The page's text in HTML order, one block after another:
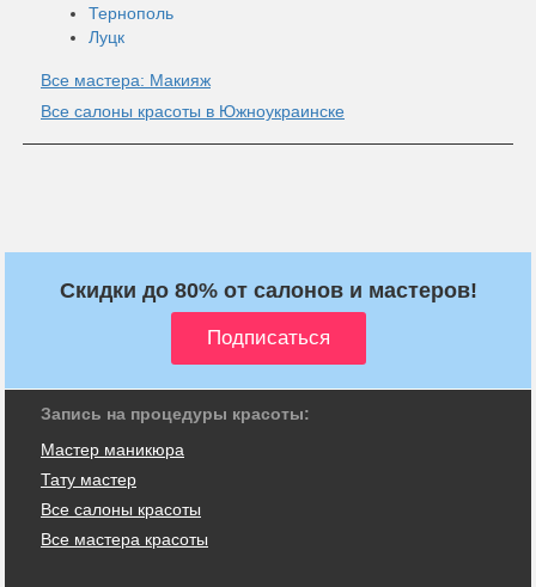
Тернополь
Луцк
Все мастера: Макияж
Все салоны красоты в Южноукраинске
Скидки до 80% от салонов и мастеров!
Запись на процедуры красоты:
Мастер маникюра
Тату мастер
Все салоны красоты
Все мастера красоты